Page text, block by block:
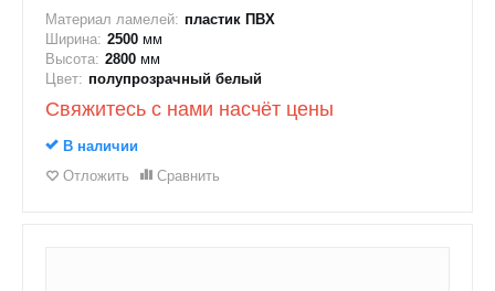
Материал ламелей: пластик ПВХ
Ширина: 2500 мм
Высота: 2800 мм
Цвет: полупрозрачный белый
Свяжитесь с нами насчёт цены
В наличии
Отложить
Сравнить